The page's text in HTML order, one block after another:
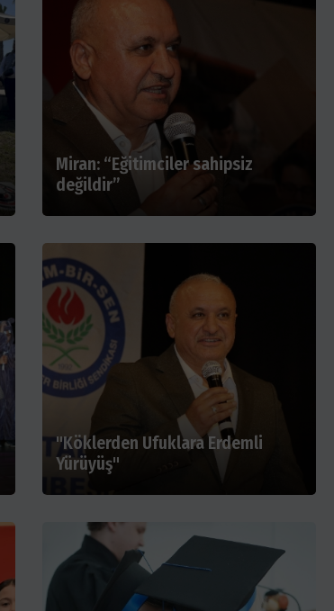
Miran: “Eğitimciler sahipsiz
değildir”
"Köklerden Ufuklara Erdemli
Yürüyüş"